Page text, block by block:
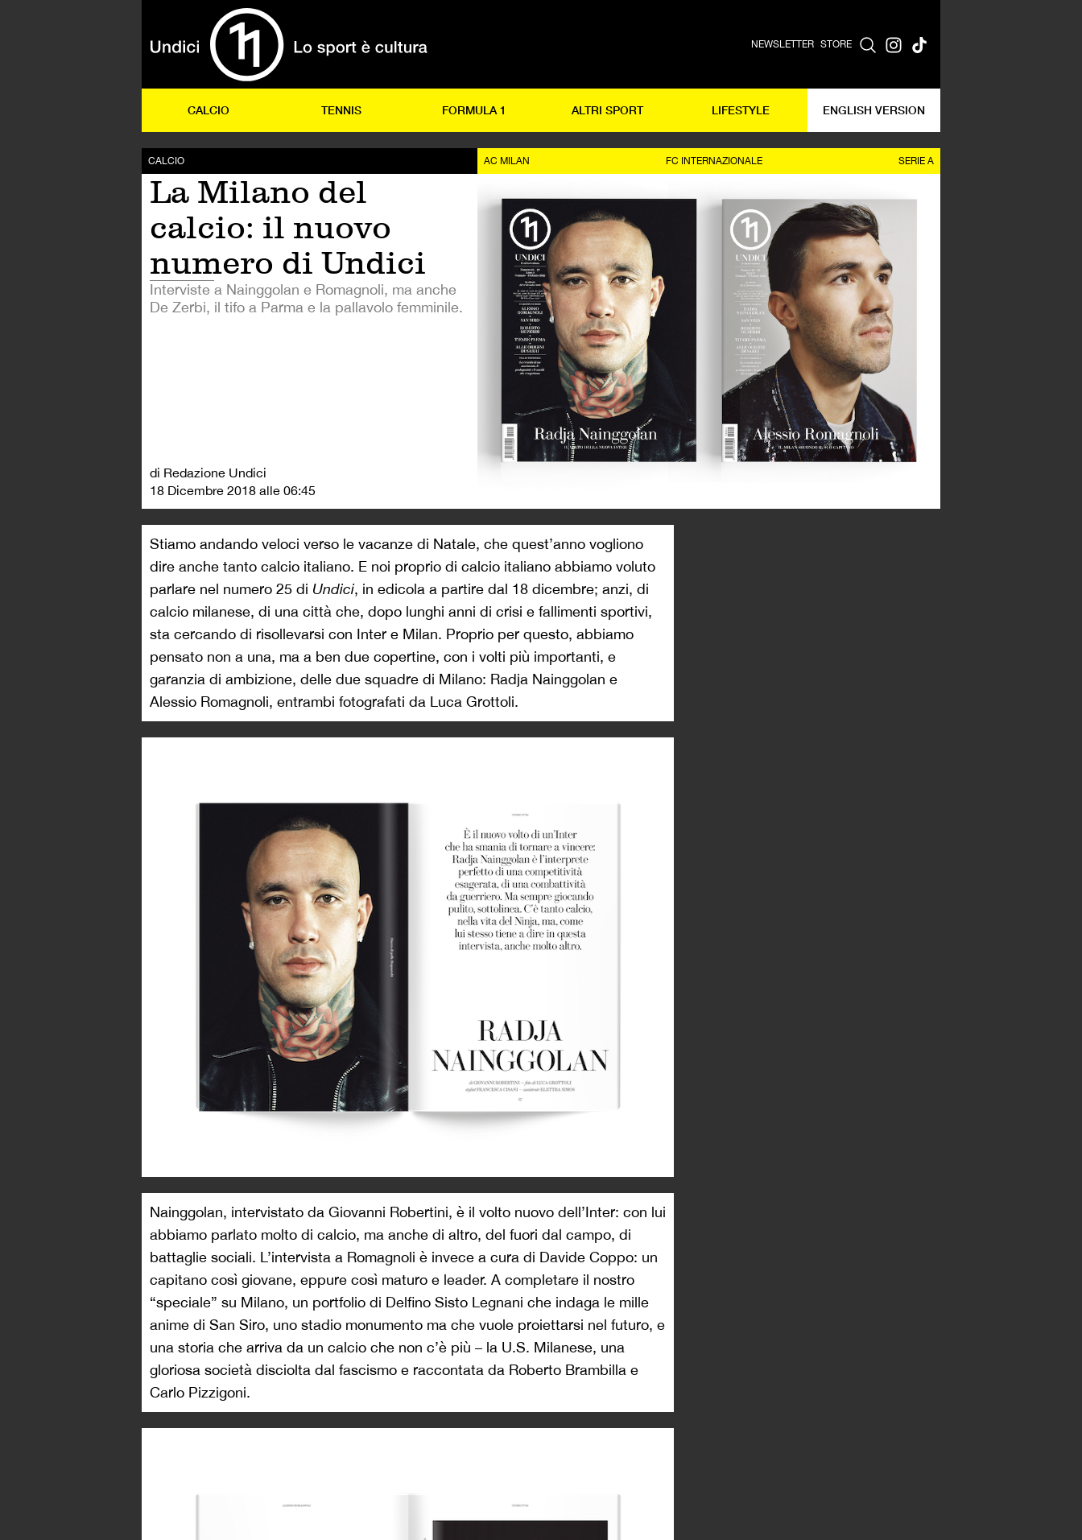
NEWSLETTER STORE
CALCIO TENNIS FORMULA 1 ALTRI SPORT LIFESTYLE ENGLISH VERSION
CALCIO
La Milano del
calcio: il nuovo
numero di Undici
Interviste a Nainggolan e Romagnoli, ma anche
De Zerbi, il tifo a Parma e la pallavolo femminile.
di Redazione Undici
18 Dicembre 2018 alle 06:45
AC MILAN FC INTERNAZIONALE SERIE A
Stiamo andando veloci verso le vacanze di Natale, che quest’anno vogliono
dire anche tanto calcio italiano. E noi proprio di calcio italiano abbiamo voluto
parlare nel numero 25 di Undici, in edicola a partire dal 18 dicembre; anzi, di
calcio milanese, di una città che, dopo lunghi anni di crisi e fallimenti sportivi,
sta cercando di risollevarsi con Inter e Milan. Proprio per questo, abbiamo
pensato non a una, ma a ben due copertine, con i volti più importanti, e
garanzia di ambizione, delle due squadre di Milano: Radja Nainggolan e
Alessio Romagnoli, entrambi fotografati da Luca Grottoli.
Nainggolan, intervistato da Giovanni Robertini, è il volto nuovo dell’Inter: con lui
abbiamo parlato molto di calcio, ma anche di altro, del fuori dal campo, di
battaglie sociali. L’intervista a Romagnoli è invece a cura di Davide Coppo: un
capitano così giovane, eppure così maturo e leader. A completare il nostro
“speciale” su Milano, un portfolio di Delfino Sisto Legnani che indaga le mille
anime di San Siro, uno stadio monumento ma che vuole proiettarsi nel futuro, e
una storia che arriva da un calcio che non c’è più – la U.S. Milanese, una
gloriosa società disciolta dal fascismo e raccontata da Roberto Brambilla e
Carlo Pizzigoni.